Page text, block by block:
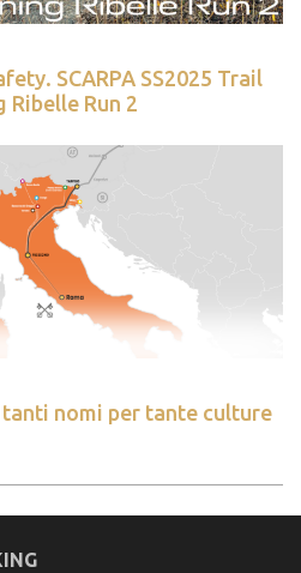
SCARPA SS2025 Trail
Ribelle Run 2
tanti nomi per tante culture